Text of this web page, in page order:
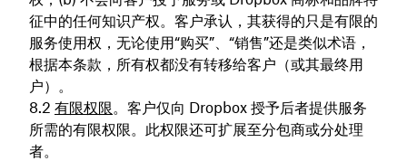
征中的任何知识产权。客户承认，其获得的只是有限的
服务使用权，无论使用“购买”、“销售”还是类似术语，
根据本条款，所有权都没有转移给客户（或其最终用
户）。
有限权限。客户仅向 Dropbox 授予后者提供服务
所需的有限权限。此权限还可扩展至分包商或分处理
者。